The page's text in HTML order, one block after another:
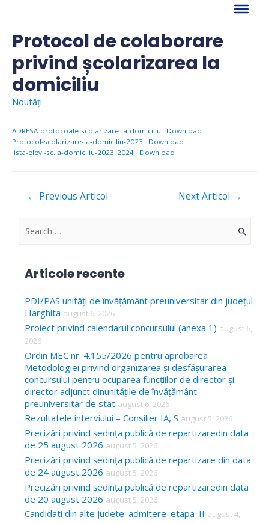
contentProtocol de colaborare
privind școlarizarea la
domiciliu
Noutăți
ADRESA-protocoale-scolarizare-la-domiciliu
Download
Protocol-scolarizare-la-domiciliu-2023
Download
lista-elevi-sc.la-domiciliu-2023_2024
Download
Navigare
← Previous Articol Next Articol →
S
c
h
f
o
r
Articole recente
PDI/PAS unități de învățământ preuniversitar din județul
Harghita august 6, 2026
Proiect privind calendarul concursului (anexa 1) august 6,
2026
Ordin MEC nr. 4.155/2026 pentru aprobarea
Metodologiei privind organizarea și desfășurarea
concursului pentru ocuparea funcțiilor de director și
director adjunct dinunitățile de învățământ
preuniversitar de stat august 6, 2026
Rezultatele interviului – Consilier IA, S august 5, 2026
Precizări privind ședința publică de repartizaredin data
de 25 august 2026 august 5, 2026
Precizări privind ședința publică de repartizare din data
de 24 august 2026 august 5, 2026
Precizări privind ședința publică de repartizaredin data
de 20 august 2026 august 5, 2026
Candidati din alte judete_admitere_etapa_II august 4,